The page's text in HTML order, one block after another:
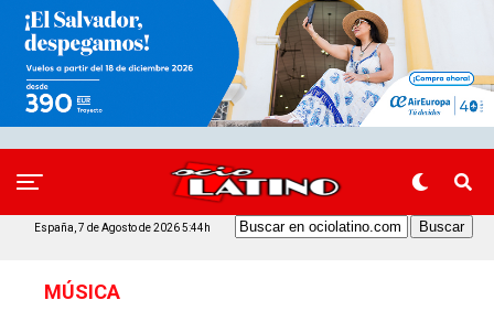
España, 7 de Agosto de 2026 5:44h
MÚSICA